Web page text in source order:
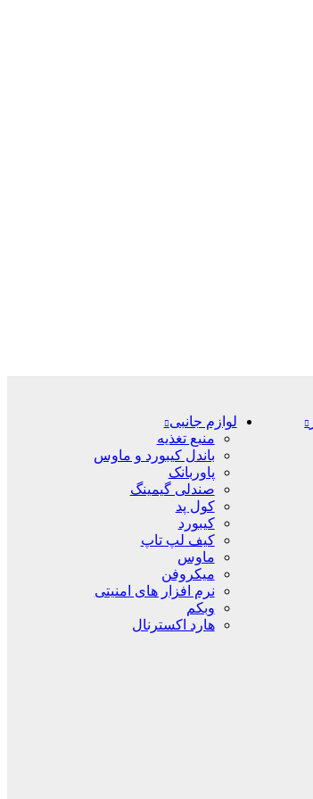
لوازم جانبی
منبع تغذیه
باندل کیبورد و ماوس
پاوربانک
صندلی گیمینگ
کول پد
کیبورد
کیف لپ تاپ
ماوس
میکروفن
نرم افزار های امنیتی
وبکم
هارد اکسترنال